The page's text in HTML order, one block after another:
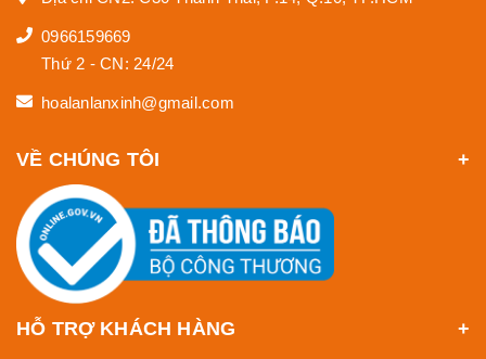
0966159669
Thứ 2 - CN: 24/24
hoalanlanxinh@gmail.com
VỀ CHÚNG TÔI
HỖ TRỢ KHÁCH HÀNG